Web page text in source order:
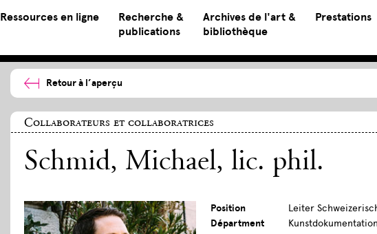
Ressources en ligne
Recherche &
publications
Archives de l'art &
bibliothèque
Prestations
Retour à l’aperçu
Collaborateurs et collaboratrices
Schmid, Michael, lic. phil.
Position
Leiter
Départment
Kunstdokumentation